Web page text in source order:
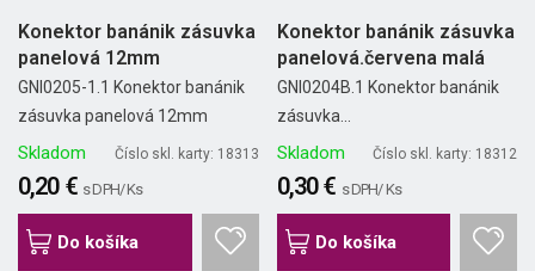
Konektor banánik zásuvka
panelová 12mm
GNI0205-1.1 Konektor banánik
zásuvka panelová 12mm
Skladom Číslo skl. karty: 18313
0,20 € s DPH/ Ks
Do košíka
Konektor banánik zásuvka
panelová.červena malá
GNI0204B.1 Konektor banánik
zásuvka...
Skladom Číslo skl. karty: 18312
0,30 € s DPH/ Ks
Do košíka